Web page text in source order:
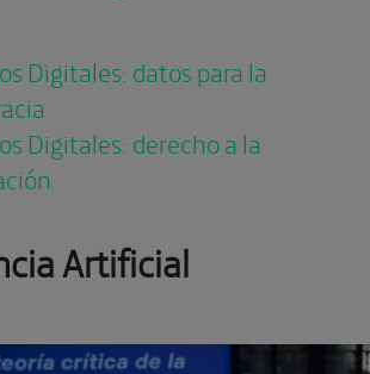
Digitales: datos para la
Digitales: derecho a la
Artificial